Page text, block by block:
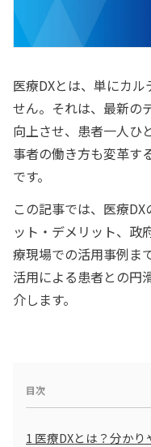
医療DXとは、単にカ
せん。それは、最新の
向上させ、患者一人ひ
事者の働き方も変革す
です。
この記事では、医療
ット・デメリット、政
療現場での活用事例ま
活用による患者との円
介します。
目次
1 医療DXとは？分かり